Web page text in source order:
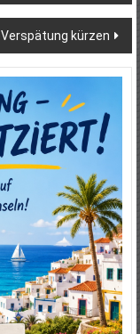
kürzen